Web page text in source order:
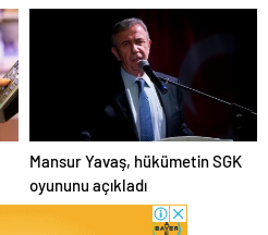
kapanacak
Mansur Yavaş, hükümetin SGK
oyununu açıkladı